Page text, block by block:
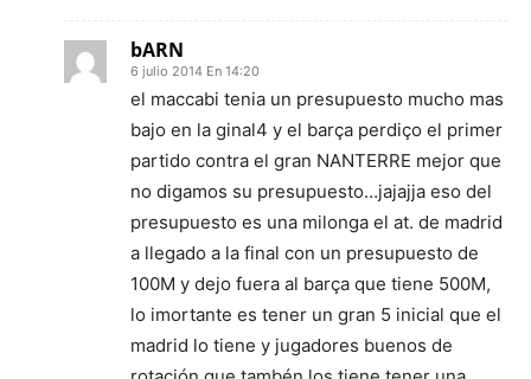
bARN
6 julio 2014 En 14:20
el maccabi tenia un presupuesto mucho mas
bajo en la ginal4 y el barça perdiço el primer
partido contra el gran NANTERRE mejor que
no digamos su presupuesto…jajajja eso del
presupuesto es una milonga el at. de madrid
a llegado a la final con un presupuesto de
100M y dejo fuera al barça que tiene 500M,
lo imortante es tener un gran 5 inicial que el
madrid lo tiene y jugadores buenos de